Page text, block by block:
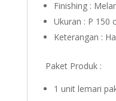
Finishing :
Ukuran : P 150
Keterangan :
Paket Produk :
1 unit lemari